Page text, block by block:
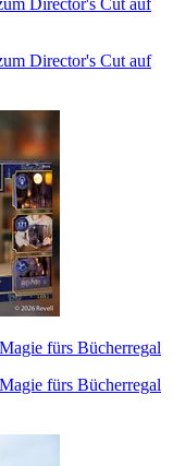
Director's Cut auf
Director's Cut auf
fürs Bücherregal
fürs Bücherregal